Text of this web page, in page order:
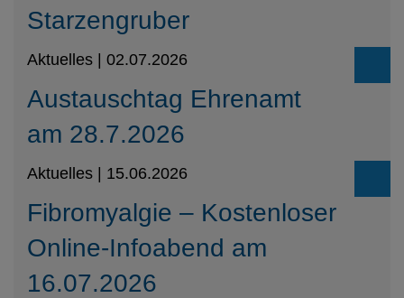
Starzengruber
Austauschtag Ehrenamt
am 28.7.2026
Aktuelles | 02.07.2026
Fibromyalgie – Kostenloser
Online-Infoabend am
16.07.2026
Aktuelles | 15.06.2026